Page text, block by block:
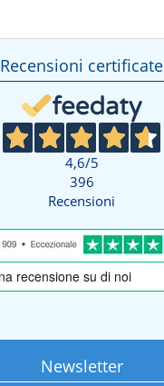
Recensioni certificate
4,6/5
396
Recensioni
Newsletter